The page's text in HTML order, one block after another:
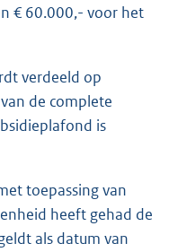
€ 60.000,- voor het
verdeeld op
de complete
is
toepassing van
heeft gehad de
als datum van